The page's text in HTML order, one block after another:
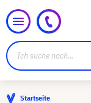
Startseite